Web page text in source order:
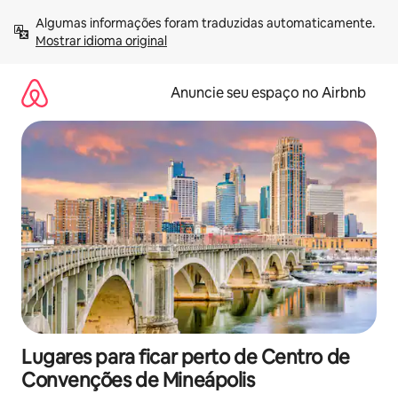
para
Mostrar idioma original
Anuncie seu espaço no Airbnb
Lugares para ficar perto de Centro de
Convenções de Mineápolis